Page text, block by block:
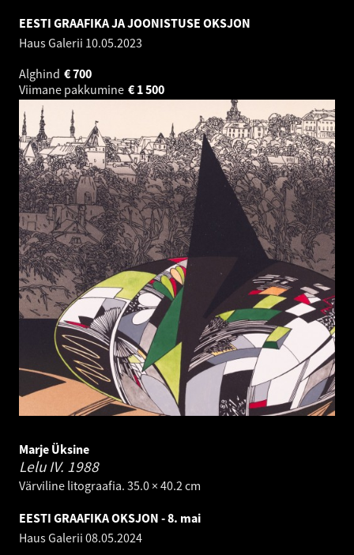
EESTI GRAAFIKA JA JOONISTUSE OKSJON
Haus Galerii 10.05.2023
Alghind
700
€
Viimane pakkumine
1 500
€
Marje Üksine
Lelu IV. 1988
Värviline litograafia. 35.0 × 40.2 cm
EESTI GRAAFIKA OKSJON - 8. mai
Haus Galerii 08.05.2024